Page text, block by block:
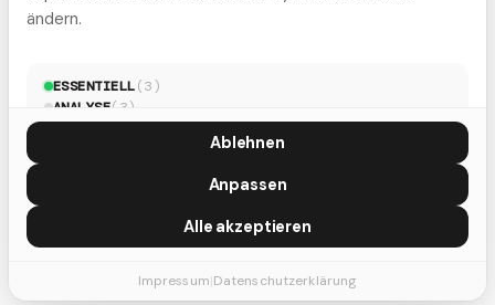
KI-Sprechstunde
Kostenloses 45-minütiges Erstgespräch zu Ihrer KI-
Frage. Sie wählen vorab Ihr Thema, wir kommen mit
einer Einschätzung. Mit Patrick Lorenz.
Zur Sprechstunde
ändern.
ESSENTIELL(3 )
ANALYSE( 3)
MARKETING(5)
Ablehnen
Anpassen
Alle akzeptieren
Impressum|Datenschutzerklärung